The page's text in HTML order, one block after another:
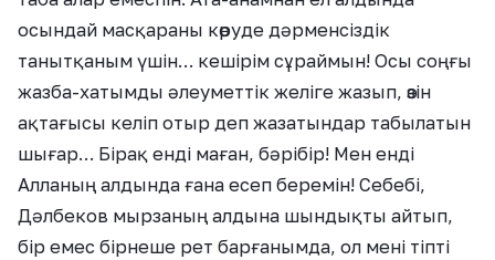
осындай масқараны көруде дәрменсіздік
танытқаным үшін… кешірім сұраймын! Осы соңғы
жазба-хатымды әлеуметтік желіге жазып, өзін
ақтағысы келіп отыр деп жазатындар табылатын
шығар… Бірақ енді маған, бәрібір! Мен енді
Алланың алдында ғана есеп беремін! Себебі,
Дәлбеков мырзаның алдына шындықты айтып,
бір емес бірнеше рет барғанымда, ол мені тіпті